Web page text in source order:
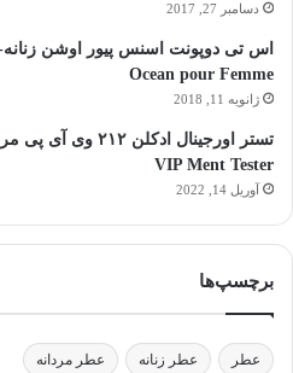
دسامبر 27, 2017
Ocean pour Femme
ژانویه 11, 2018
VIP Ment Tester
آوریل 14, 2022
برچسپ‌ها
عطر عطر زنانه عطر مردانه